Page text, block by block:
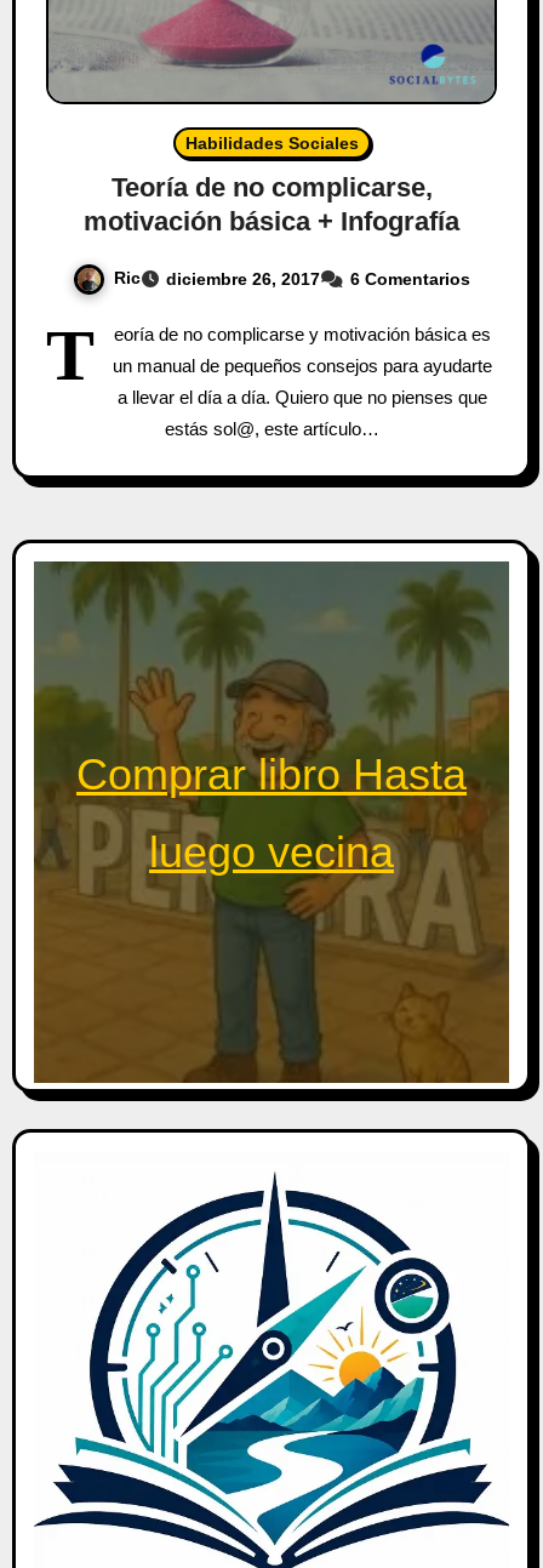
Habilidades Sociales
Teoría de no complicarse,
motivación básica + Infografía
Ric diciembre 26, 2017 6 Comentarios
T
eoría de no complicarse y motivación básica es
un manual de pequeños consejos para ayudarte
a llevar el día a día. Quiero que no pienses que
estás sol@, este artículo…
Comprar libro Hasta
luego vecina